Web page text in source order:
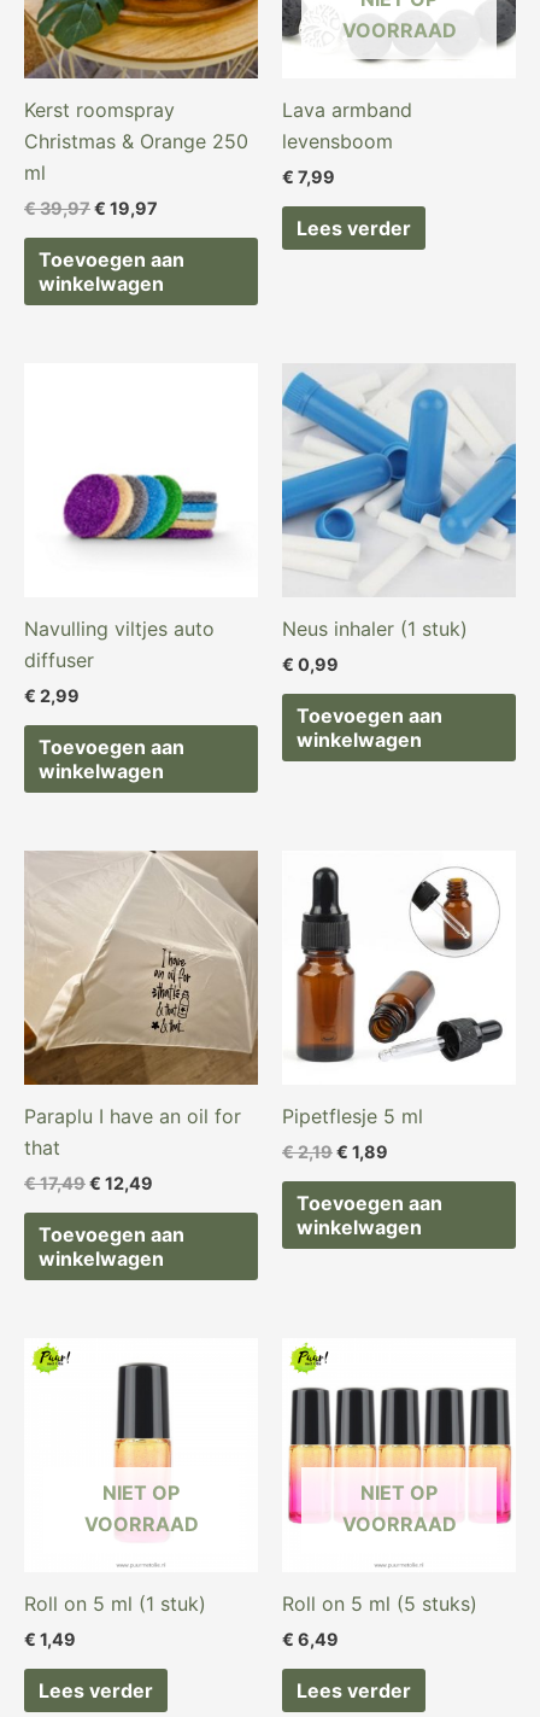
Kerst roomspray
Christmas & Orange 250
ml
€39,97€ 19,97
Toevoegen aan
winkelwagen
VOORRAAD
Lava armband
levensboom
€ 7,99
Lees verder
Navulling viltjes auto
diffuser
€ 2,99
Toevoegen aan
winkelwagen
Neus inhaler (1 stuk)
€ 0,99
Toevoegen aan
winkelwagen
Paraplu I have an oil for
that
€17,49
Oorspronkelijke
was:
€ 17,49.
€ 12,49
Huidige
prijs
€ 12,49.
Toevoegen aan
winkelwagen
Pipetflesje 5 ml
€2,19
prijs
was:
€ 2,19.
€ 1,89
prijs
€ 1,89.
Toevoegen aan
winkelwagen
NIET OP
VOORRAAD
Roll on 5 ml (1 stuk)
€ 1,49
Lees verder
NIET OP
VOORRAAD
Roll on 5 ml (5 stuks)
€ 6,49
Lees verder